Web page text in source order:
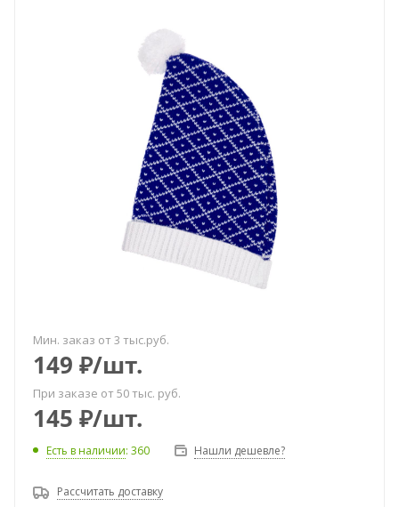
Мин. заказ от 3 тыс.руб.
149 ₽/шт.
При заказе от 50 тыс. руб.
145 ₽/шт.
Есть в наличии: 360 Нашли дешевле?
Рассчитать доставку